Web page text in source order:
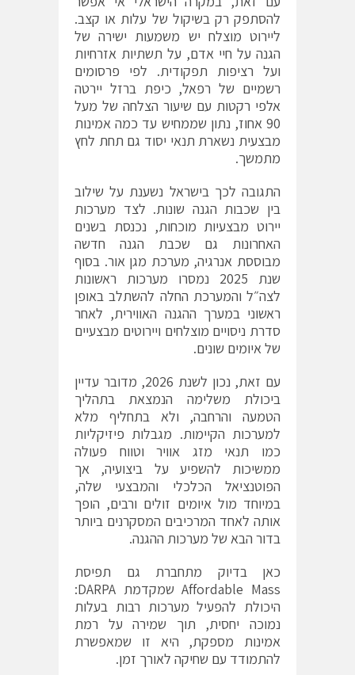
להסתפק רק בשיקול של עלות או קצב.
ליירוט מוצלח יש משמעות ישירה של
הגנה על חיי אדם, על תשתיות אזרחיות
ועל רציפות תפקודית. לפי פרסומים
רשמיים של רפאל, כיפת ברזל יירטה
אלפי רקטות עם שיעור הצלחה של מעל
90 אחוז, נתון שממחיש עד כמה אמינות
מבצעית נשארת תנאי יסוד גם תחת לחץ
מתמשך.
התגובה לכך בישראל נשענת על שילוב
בין שכבות הגנה שונות. לצד מערכות
יירוט מבצעיות מוכחות, נכנסת בשנים
האחרונות גם שכבת הגנה חדשה
מבוססת אנרגיה, מערכת מגן אור. בסוף
שנת 2025 נמסרו מערכות ראשונות
לצה״ל והמערכת החלה להשתלב באופן
ראשוני במערך ההגנה האווירית, לאחר
סדרת ניסויים מוצלחים ויירוטים מבצעיים
של איומים שונים.
עם זאת, נכון לשנת 2026, מדובר עדיין
ביכולת משלימה הנמצאת בתהליך
הטמעה והרחבה, ולא בתחליף מלא
למערכות הקיימות. מגבלות פיזיקליות
כמו תנאי מזג אוויר וטווח פעולה
ממשיכות להשפיע על ביצועיה, אך
הפוטנציאל הכלכלי והמבצעי שלה,
במיוחד מול איומים זולים ורבים, הופך
אותה לאחד המרכיבים המסקרנים ביותר
בדור הבא של מערכות ההגנה.
כאן בדיוק מתחברת גם תפיסת
Affordable Mass שמקדמת DARPA:
היכולת להפעיל מערכות רבות בעלות
נמוכה יחסית, תוך שמירה על רמת
אמינות מספקת, היא זו שמאפשרת
להתמודד עם שחיקה לאורך זמן.